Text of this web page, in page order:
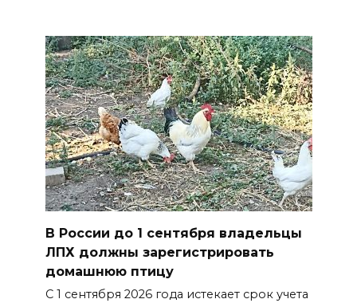
В России до 1 сентября владельцы
ЛПХ должны зарегистрировать
домашнюю птицу
С 1 сентября 2026 года истекает срок учета